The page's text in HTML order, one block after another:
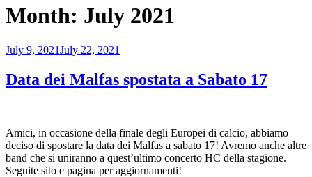
Month: July 2021
Posted
July 9, 2021July 22, 2021
Data dei Malfas spostata a Sabato 17
Amici, in occasione della finale degli Europei di calcio, abbiamo
deciso di spostare la data dei Malfas a sabato 17! Avremo anche altre
band che si uniranno a quest’ultimo concerto HC della stagione.
Seguite sito e pagina per aggiornamenti!